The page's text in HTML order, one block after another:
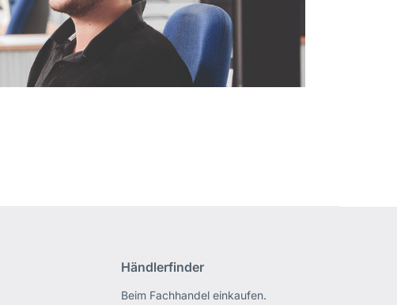
Händlerfinder
Beim Fachhandel einkaufen.